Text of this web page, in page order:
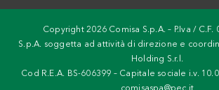
Copyright 2026 Comisa S.p.A. – P.Iva / C.F.
S.p.A. soggetta ad attività di direzione e
Holding S.r.l.
Cod R.E.A. BS-606399 – Capitale sociale i.v.